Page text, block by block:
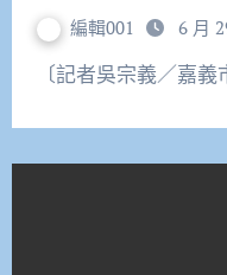
編輯001 6 月
〔記者吳宗義／